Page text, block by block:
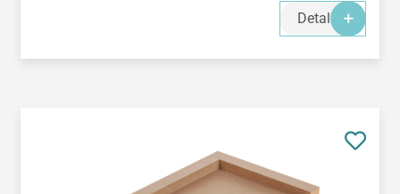
Detalles